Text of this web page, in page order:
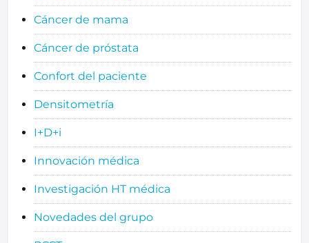
Cáncer de mama
Cáncer de próstata
Confort del paciente
Densitometría
I+D+i
Innovación médica
Investigación HT médica
Novedades del grupo